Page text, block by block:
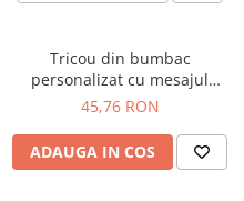
Tricou din bumbac
personalizat cu mesajul
Mandra ca sunt Romanca
45,76 RON
ADAUGA IN COS